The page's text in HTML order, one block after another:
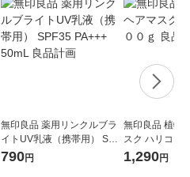
無印良品 薬用リンクルブラ
イトUV乳液（携帯用） SPF
35 PA+++ 50mL 良品計画
790円
無印良品 植物
スク ハリコシ
計画
1,290円